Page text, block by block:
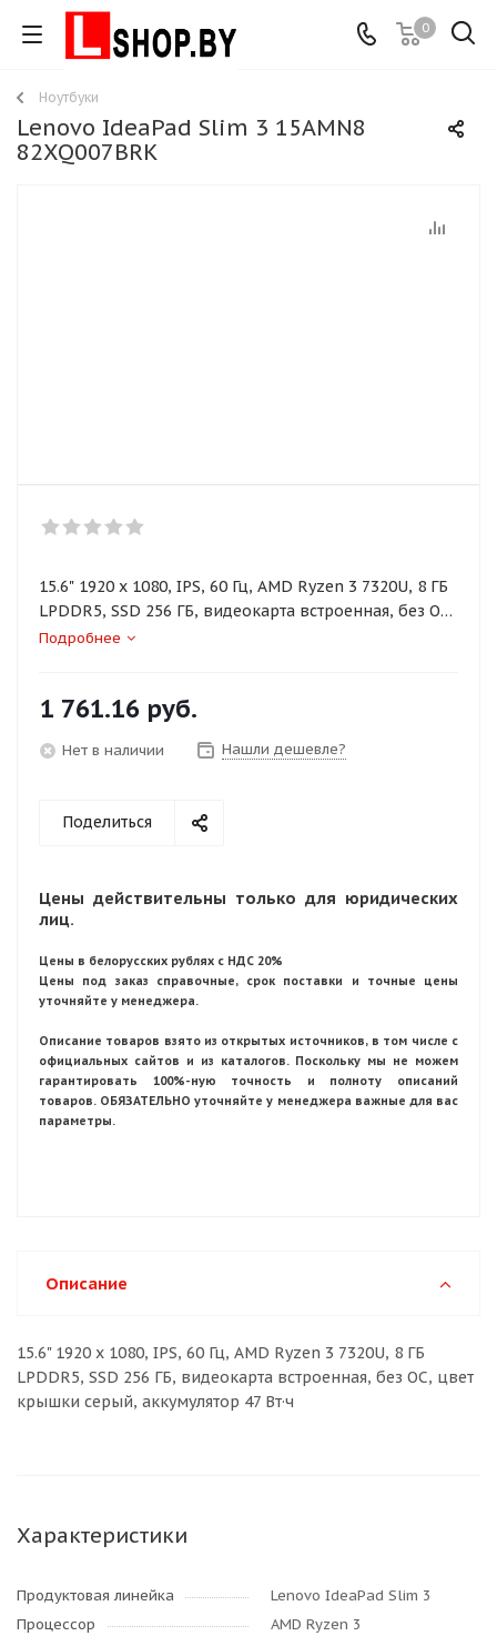
0
Ноутбуки
Lenovo IdeaPad Slim 3 15AMN8
82XQ007BRK
15.6" 1920 x 1080, IPS, 60 Гц, AMD Ryzen 3 7320U, 8 ГБ
LPDDR5, SSD 256 ГБ, видеокарта встроенная, без ОС,
цвет крышки серый, аккумулятор 47 Вт·ч
Подробнее
1 761.16 руб.
Нет в наличии Нашли дешевле?
Поделиться
Цены действительны только для юридических
лиц.
Цены в белорусских рублях с НДС 20%
Цены под заказ справочные, срок поставки и точные цены
уточняйте у менеджера.
Описание товаров взято из открытых источников, в том числе с
официальных сайтов и из каталогов. Поскольку мы не можем
гарантировать 100%-ную точность и полноту описаний
товаров. ОБЯЗАТЕЛЬНО уточняйте у менеджера важные для вас
параметры.
Описание
15.6" 1920 x 1080, IPS, 60 Гц, AMD Ryzen 3 7320U, 8 ГБ
LPDDR5, SSD 256 ГБ, видеокарта встроенная, без ОС, цвет
крышки серый, аккумулятор 47 Вт·ч
Характеристики
Продуктовая линейка
Lenovo IdeaPad Slim 3
Процессор
AMD Ryzen 3